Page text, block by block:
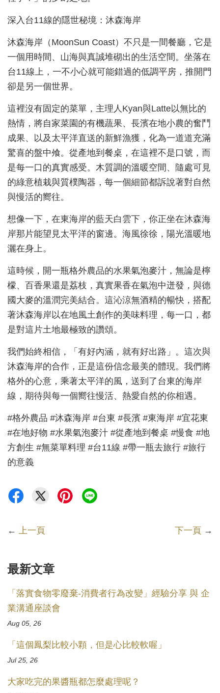
深入台11線的隱世秘境：沐森海岸
沐森海岸（MoonSun Coast）不只是一間餐廳，它是
一個用時間、山海與真誠堆砌出的生活空間。坐落在
台11線上，一不小心就可能錯過的低調平房，推開門
卻是另一個世界。
這裡沒有固定的菜單，主理人Kyan與Latte以無比的
熱情，將自家菜園的有機蔬果、長濱在地小農的奮鬥
成果、以及太平洋直送的新鮮漁獲，化為一道道充滿
驚喜的盤中飧。從產地到餐桌，在這裡不是口號，而
是每一口的真實感受。木質調的溫暖空間、隨處可見
的綠意植栽與質樸陶器，每一個細節都訴說著對自然
與慢活的嚮往。
想像一下，在東海岸的藍天白雲下，你正坐在沐森海
岸那片能望見太平洋的窗邊。海風徐徐，陽光溫暖地
灑在身上。
這時候，開一瓶格外農品的水果氣泡麥汁，無論是檸
檬、百香果還是荔枝，真實果香在氣泡中迸發，與德
國大麥的溫潤完美結合。這沁涼無酒精的暢快，搭配
著沐森海岸以在地風土創作的美味料理，每一口，都
是對這片土地最極致的讚頌。
我們始終相信，「有好內涵，就有好出路」。這次與
沐森海岸的合作，正是這份信念最美的體現。我們將
格外的心意，乘著太平洋的風，送到了台東的海岸
線，期待與每一個嚮往慢活、熱愛自然的你相遇。
#格外農品 #沐森海岸 #台東 #長濱 #東海岸 #宜花東
#在地好物 #水果氣泡麥汁 #從產地到餐桌 #慢食 #地
方創生 #無菜單料理 #台11線 #帶一瓶去旅行 #旅行
的意義
← 上一頁 下一頁 →
最新文章
「落實食物零廢棄-消費者行為改變」經驗分享 與 企
業溝通座談會
Aug 05, 26
「這個鳳梨比較小顆，但是心比較軟喔」
Jul 25, 26
大家吃完的果醬瓶都怎麼處理呢？